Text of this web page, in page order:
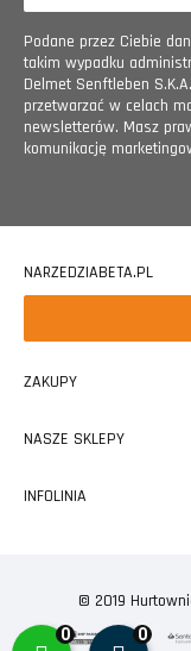
Podane przez Ciebie
takim wypadku
Delmet Senftleben
przetwarzać w celach
newsletterów. Masz
komunikację
NARZEDZIABETA.PL
ZAKUPY
NASZE SKLEPY
INFOLINIA
© 2019
0 0